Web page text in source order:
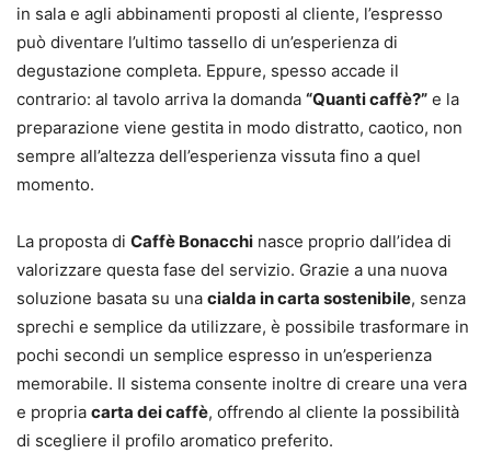
in sala e agli abbinamenti proposti al cliente, l’espresso
può diventare l’ultimo tassello di un’esperienza di
degustazione completa. Eppure, spesso accade il
contrario: al tavolo arriva la domanda “Quanti caffè?” e la
preparazione viene gestita in modo distratto, caotico, non
sempre all’altezza dell’esperienza vissuta fino a quel
momento.
La proposta di Caffè Bonacchi nasce proprio dall’idea di
valorizzare questa fase del servizio. Grazie a una nuova
soluzione basata su una cialda in carta sostenibile, senza
sprechi e semplice da utilizzare, è possibile trasformare in
pochi secondi un semplice espresso in un’esperienza
memorabile. Il sistema consente inoltre di creare una vera
e propria carta dei caffè, offrendo al cliente la possibilità
di scegliere il profilo aromatico preferito.